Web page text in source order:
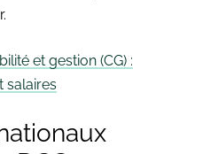
et gestion (CG) :
salaires